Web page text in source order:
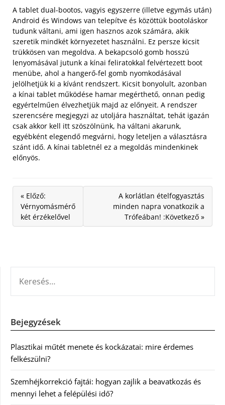
A tablet dual-bootos, vagyis egyszerre (illetve egymás után)
Android és Windows van telepítve és közöttük bootoláskor
tudunk váltani, ami igen hasznos azok számára, akik
szeretik mindkét környezetet használni. Ez persze kicsit
trükkösen van megoldva. A bekapcsoló gomb hosszú
lenyomásával jutunk a kínai feliratokkal felvértezett boot
menübe, ahol a hangerő-fel gomb nyomkodásával
jelölhetjük ki a kívánt rendszert. Kicsit bonyolult, azonban
a kínai tablet működése hamar megérthető, onnan pedig
egyértelműen élvezhetjük majd az előnyeit. A rendszer
szerencsére megjegyzi az utoljára használtat, tehát igazán
csak akkor kell itt szöszölnünk, ha váltani akarunk,
egyébként elegendő megvárni, hogy leteljen a választásra
szánt idő. A kínai tabletnél ez a megoldás mindenkinek
előnyös.
« Előző:
Vérnyomásmérő
két érzékelővel
A korlátlan ételfogyasztás
minden napra vonatkozik a
Trófeában! :Következő »
Bejegyzések
Plasztikai műtét menete és kockázatai: mire érdemes
felkészülni?
Szemhéjkorrekció fajtái: hogyan zajlik a beavatkozás és
mennyi lehet a felépülési idő?